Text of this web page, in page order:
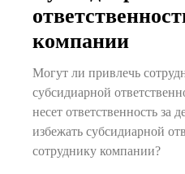
компании
Могут ли привлечь
субсидиарной
несет ответственность за
избежать субсидиарной
сотруднику компании?